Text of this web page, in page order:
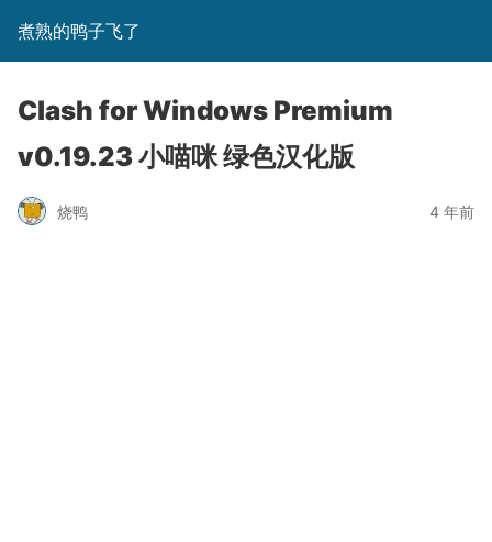
煮熟的鸭子飞了
Clash for Windows Premium
v0.19.23 小喵咪 绿色汉化版
烧鸭 4 年前